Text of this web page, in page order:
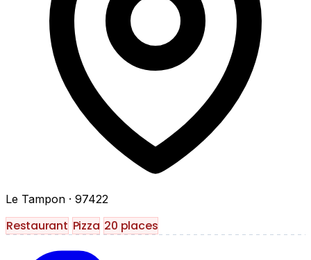
Le Tampon · 97422
Restaurant Pizza 20 places